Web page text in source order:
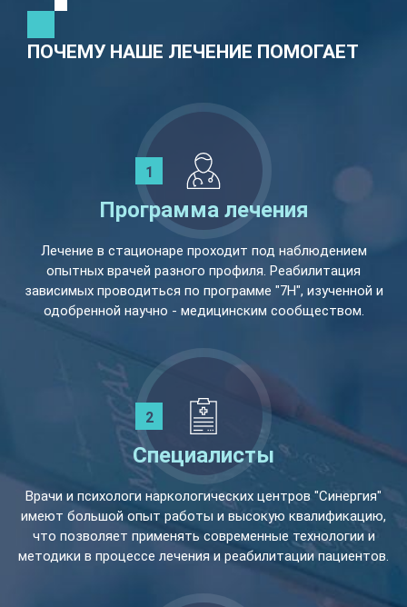
ПОЧЕМУ НАШЕ ЛЕЧЕНИЕ ПОМОГАЕТ
Программа лечения
Лечение в стационаре проходит под наблюдением
опытных врачей разного профиля. Реабилитация
зависимых проводиться по программе "7Н", изученной и
одобренной научно - медицинским сообществом.
Специалисты
Врачи и психологи наркологических центров "Синергия"
имеют большой опыт работы и высокую квалификацию,
что позволяет применять современные технологии и
методики в процессе лечения и реабилитации пациентов.